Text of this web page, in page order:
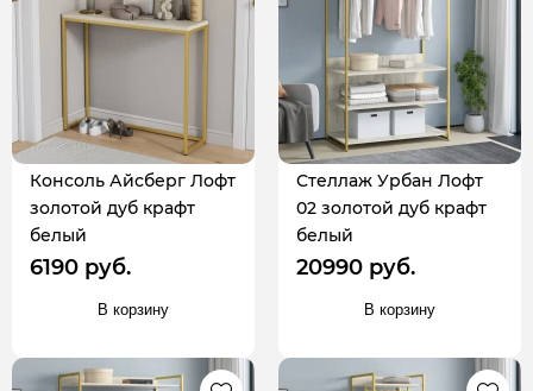
Консоль Айсберг Лофт
золотой дуб крафт
белый
6190 руб.
В корзину
Стеллаж Урбан Лофт
02 золотой дуб крафт
белый
20990 руб.
В корзину